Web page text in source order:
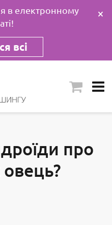
в електронному
всі
×
про